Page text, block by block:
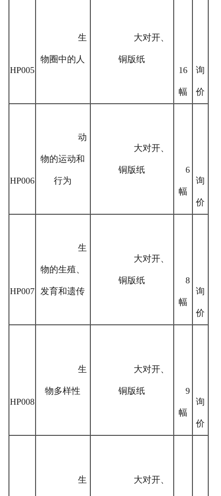
HP005
生
物圈中的人
大对开、
铜版纸
16
幅
询
价
HP006
动
物的运动和
行为
大对开、
铜版纸 6
幅
询
价
HP007
生
物的生殖、
发育和遗传
大对开、
铜版纸 8
幅
询
价
HP008
生
物多样性
大对开、
铜版纸 9
幅
询
价
生 大对开、